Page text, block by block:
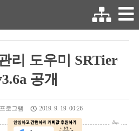
리 도우미 SRTier
공개
로그램 2019. 9. 19. 00:26